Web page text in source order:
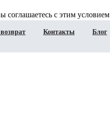
соглашаетесь с этим условием
Контакты
Блог